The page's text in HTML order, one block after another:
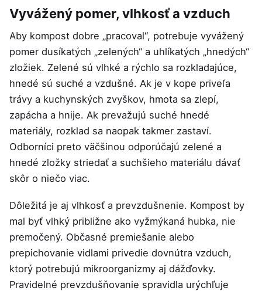
Vyvážený pomer, vlhkosť a vzduch
Aby kompost dobre „pracoval“, potrebuje vyvážený
pomer dusíkatých „zelených“ a uhlíkatých „hnedých“
zložiek. Zelené sú vlhké a rýchlo sa rozkladajúce,
hnedé sú suché a vzdušné. Ak je v kope priveľa
trávy a kuchynských zvyškov, hmota sa zlepí,
zapácha a hnije. Ak prevažujú suché hnedé
materiály, rozklad sa naopak takmer zastaví.
Odborníci preto väčšinou odporúčajú zelené a
hnedé zložky striedať a suchšieho materiálu dávať
skôr o niečo viac.
Dôležitá je aj vlhkosť a prevzdušnenie. Kompost by
mal byť vlhký približne ako vyžmýkaná hubka, nie
premočený. Občasné premiešanie alebo
prepichovanie vidlami privedie dovnútra vzduch,
ktorý potrebujú mikroorganizmy aj dážďovky.
Pravidelné prevzdušňovanie spravidla urýchľuje